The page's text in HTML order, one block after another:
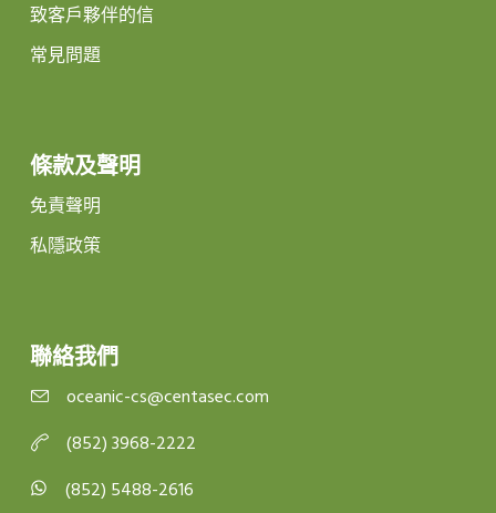
致客戶夥伴的信
常見問題
條款及聲明
免責聲明
私隱政策
聯絡我們
oceanic-cs@centasec.com
(852) 3968-2222
(852) 5488-2616